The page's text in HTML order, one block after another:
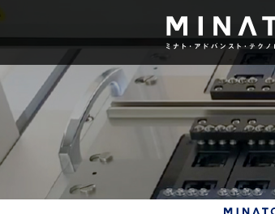
デバイ